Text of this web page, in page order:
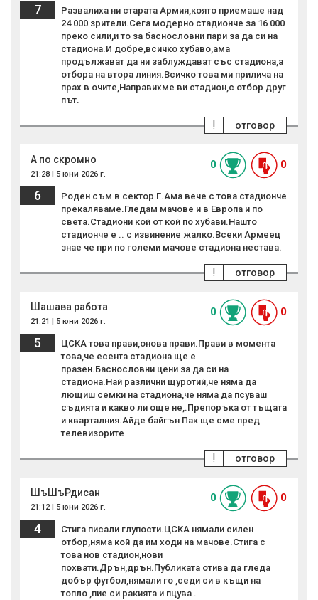
7
Развалиха ни старата Армия,която приемаше над
24 000 зрители.Сега модерно стадионче за 16 000
преко сили,и то за баснословни пари за да си на
стадиона.И добре,всичко хубаво,ама
продължават да ни заблуждават със стадиона,а
отбора на втора линия.Всичко това ми прилича на
прах в очите,Направихме ви стадион,с отбор друг
път.
отговор
!
А по скромно
21:28 | 5 юни 2026 г.
0 0
6
Роден съм в сектор Г.Ама вече с това стадионче
прекаляваме.Гледам мачове и в Европа и по
света.Стадиони кой от кой по хубави.Нашто
стадионче е .. с извинение жалко.Всеки Армеец
знае че при по големи мачове стадиона нестава.
отговор
!
Шашава работа
21:21 | 5 юни 2026 г.
0 0
5
ЦСКА това прави,онова прави.Прави в момента
това,че есента стадиона ще е
празен.Баснословни цени за да си на
стадиона.Най различни щуротий,че няма да
лющиш семки на стадиона,че няма да псуваш
съдията и какво ли още не,.Препоръка от тъщата
и кварталния.Айде байгън Пак ще сме пред
телевизорите
отговор
!
ШъШъРдисан
21:12 | 5 юни 2026 г.
0 0
4
Стига писали глупости.ЦСКА нямали силен
отбор,няма кой да им ходи на мачове.Стига с
това нов стадион,нови
похвати.Дрън,дрън.Публиката отива да гледа
добър футбол,нямали го ,седи си в къщи на
топло ,пие си ракията и пцува .